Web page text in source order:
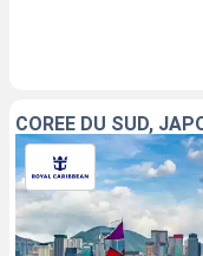
CORÉE DU SUD,